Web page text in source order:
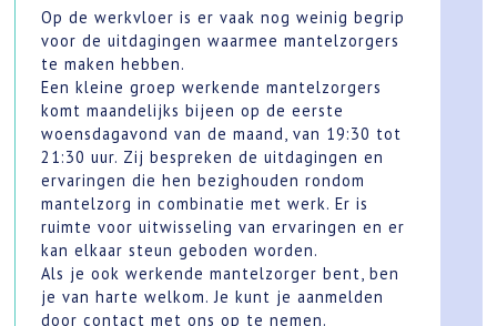
Op de werkvloer is er vaak nog weinig begrip
voor de uitdagingen waarmee mantelzorgers
te maken hebben.
Een kleine groep werkende mantelzorgers
komt maandelijks bijeen op de eerste
woensdagavond van de maand, van 19:30 tot
21:30 uur. Zij bespreken de uitdagingen en
ervaringen die hen bezighouden rondom
mantelzorg in combinatie met werk. Er is
ruimte voor uitwisseling van ervaringen en er
kan elkaar steun geboden worden.
Als je ook werkende mantelzorger bent, ben
je van harte welkom. Je kunt je aanmelden
door contact met ons op te nemen.